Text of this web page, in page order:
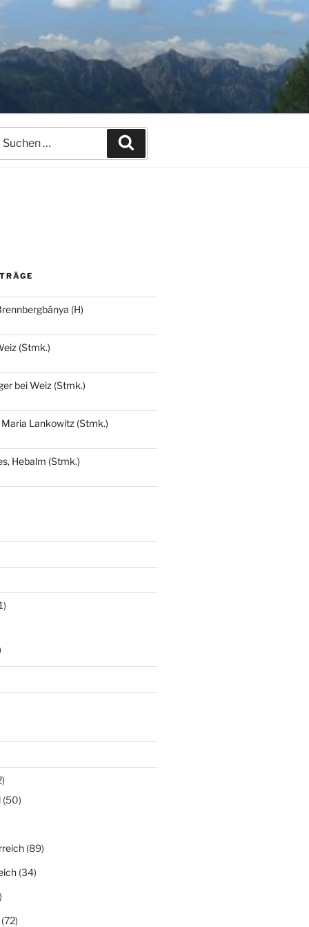
(H)
(Stmk.)
bei Weiz (Stmk.)
Lankowitz (Stmk.)
Hebalm (Stmk.)
(50)
(89)
(34)